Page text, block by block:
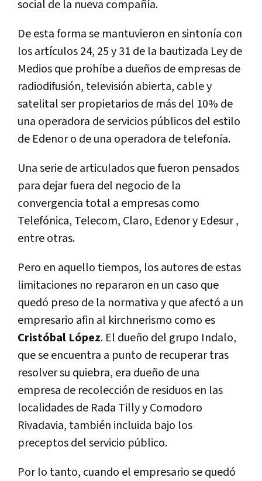
social de la nueva compañía.
De esta forma se mantuvieron en sintonía con
los artículos 24, 25 y 31 de la bautizada Ley de
Medios que prohíbe a dueños de empresas de
radiodifusión, televisión abierta, cable y
satelital ser propietarios de más del 10% de
una operadora de servicios públicos del estilo
de Edenor o de una operadora de telefonía.
Una serie de articulados que fueron pensados
para dejar fuera del negocio de la
convergencia total a empresas como
Telefónica, Telecom, Claro, Edenor y Edesur ,
entre otras.
Pero en aquello tiempos, los autores de estas
limitaciones no repararon en un caso que
quedó preso de la normativa y que afectó a un
empresario afin al kirchnerismo como es
Cristóbal López. El dueño del grupo Indalo,
que se encuentra a punto de recuperar tras
resolver su quiebra, era dueño de una
empresa de recolección de residuos en las
localidades de Rada Tilly y Comodoro
Rivadavia, también incluida bajo los
preceptos del servicio público.
Por lo tanto, cuando el empresario se quedó